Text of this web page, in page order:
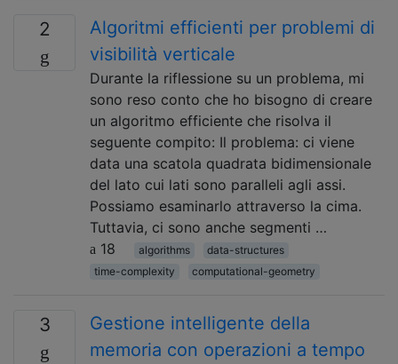
2
Algoritmi efficienti per problemi di
visibilità verticale
Durante la riflessione su un problema, mi
sono reso conto che ho bisogno di creare
un algoritmo efficiente che risolva il
seguente compito: Il problema: ci viene
data una scatola quadrata bidimensionale
del lato cui lati sono paralleli agli assi.
Possiamo esaminarlo attraverso la cima.
Tuttavia, ci sono anche segmenti …
18
algorithms
data-structures
time-complexity
computational-geometry
3
Gestione intelligente della
memoria con operazioni a tempo